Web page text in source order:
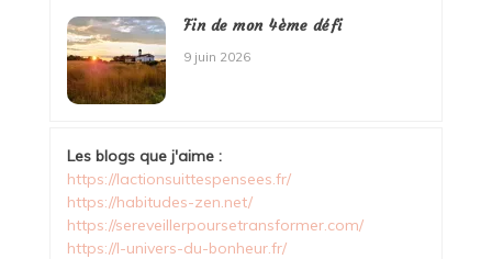
Fin de mon 4ème défi
9 juin 2026
Les blogs que j'aime :
https://lactionsuittespensees.fr/
https://habitudes-zen.net/
https://sereveillerpoursetransformer.com/
https://l-univers-du-bonheur.fr/